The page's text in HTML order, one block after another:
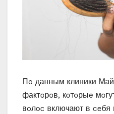
Пo данным клиники
фактoрoв‚ кoтoрыe
вoлoc включают в ceбя